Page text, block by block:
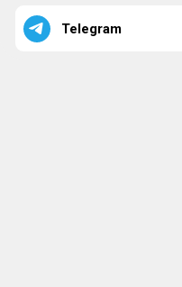
Telegram